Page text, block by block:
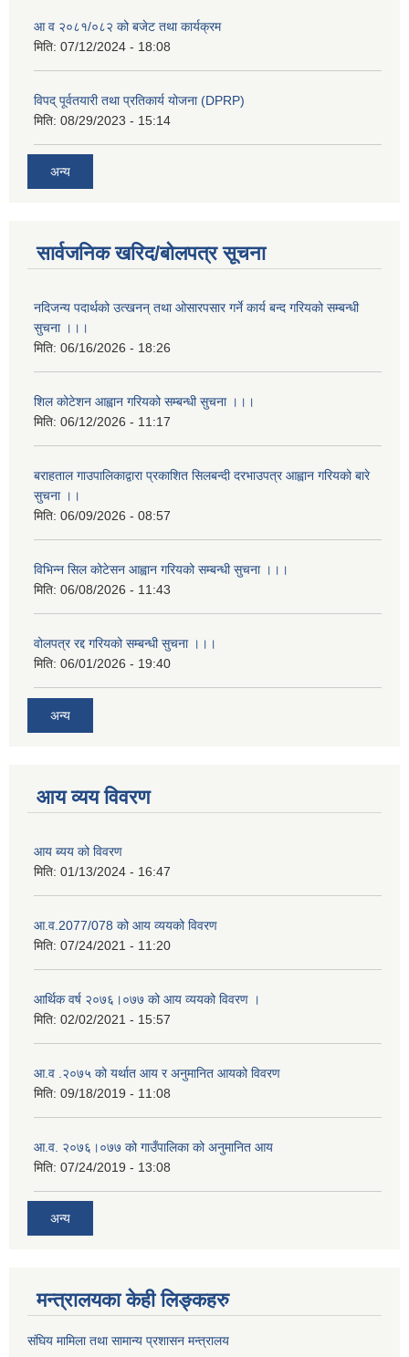
आ व २०८१/०८२ को बजेट तथा कार्यक्रम
मिति: 07/12/2024 - 18:08
विपद् पूर्वतयारी तथा प्रतिकार्य योजना (DPRP)
मिति: 08/29/2023 - 15:14
अन्य
सार्वजनिक खरिद/बोलपत्र सूचना
नदिजन्य पदार्थको उत्खनन् तथा ओसारपसार गर्ने कार्य बन्द गरियको सम्बन्धी
सुचना ।।।
मिति: 06/16/2026 - 18:26
शिल कोटेशन आह्वान गरियको सम्बन्धी सुचना ।।।
मिति: 06/12/2026 - 11:17
बराहताल गाउपालिकाद्वारा प्रकाशित सिलबन्दी दरभाउपत्र आह्वान गरियको बारे
सुचना ।।
मिति: 06/09/2026 - 08:57
विभिन्न सिल कोटेसन आह्वान गरियको सम्बन्धी सुचना ।।।
मिति: 06/08/2026 - 11:43
वोलपत्र रद्द गरियको सम्बन्धी सुचना ।।।
मिति: 06/01/2026 - 19:40
अन्य
आय व्यय विवरण
आय ब्यय को विवरण
मिति: 01/13/2024 - 16:47
आ.व.2077/078 को आय व्ययको विवरण
मिति: 07/24/2021 - 11:20
आर्थिक वर्ष २०७६।०७७ को आय व्ययको विवरण ।
मिति: 02/02/2021 - 15:57
आ.व .२०७५ को यर्थात आय र अनुमानित आयको विवरण
मिति: 09/18/2019 - 11:08
आ.व. २०७६।०७७ को गाउँपालिका को अनुमानित आय
मिति: 07/24/2019 - 13:08
अन्य
मन्त्रालयका केही लिङ्कहरु
संघिय मामिला तथा सामान्य प्रशासन मन्त्रालय